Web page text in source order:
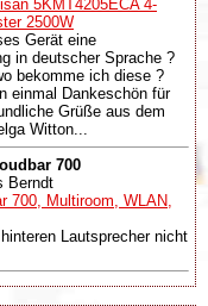
5KMT4205ECA 4-
2500W
Gerät eine
in deutscher Sprache ?
bekomme ich diese ?
einmal Dankeschön für
Grüße aus dem
Witton...
700
Berndt
700, Multiroom, WLAN,
Lautsprecher nicht